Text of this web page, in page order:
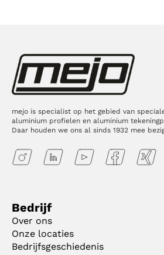
mejo is specialist op het gebied van
aluminium profielen en aluminium
Daar houden we ons al sinds 1932 mee
Bedrijf
Over ons
Onze locaties
Bedrijfsgeschiedenis